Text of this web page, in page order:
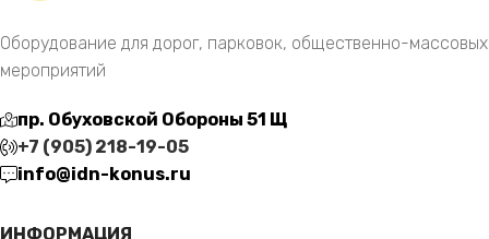
Оборудование для дорог, парковок, общественно-массовых
мероприятий
пр. Обуховской Обороны 51 Щ
+7 (905) 218-19-05
info@idn-konus.ru
ИНФОРМАЦИЯ